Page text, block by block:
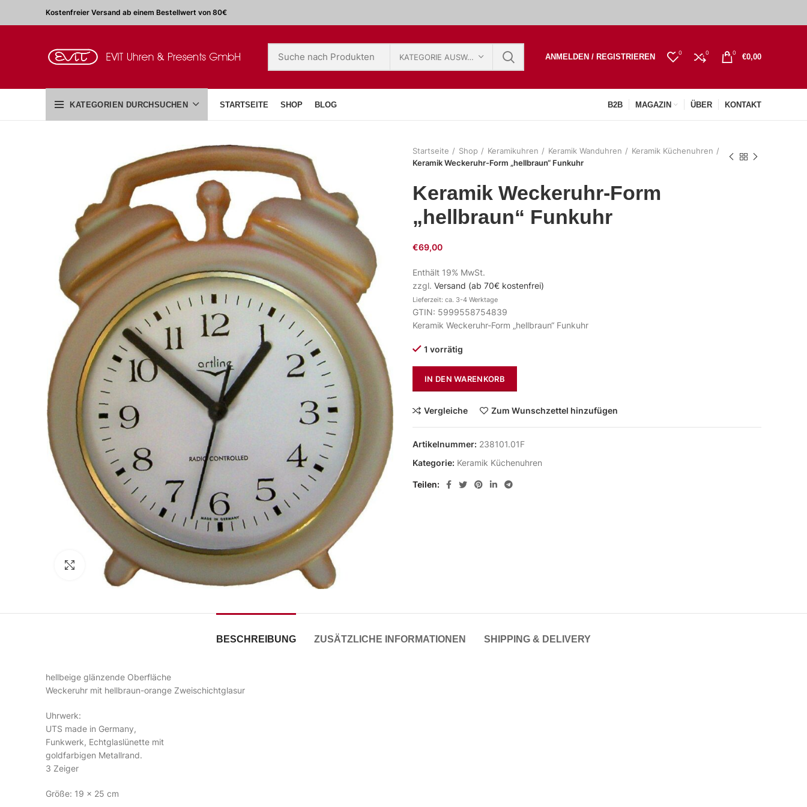
Kostenfreier Versand ab einem Bestellwert von 80€
KATEGORIE AUSWÄHLEN ANMELDEN / REGISTRIEREN 0 0 0 €0,00
KATEGORIEN DURCHSUCHEN STARTSEITE SHOP BLOG B2B MAGAZIN ÜBER KONTAKT
Zum Vergrößern klicken
Startseite Shop Keramikuhren Keramik Wanduhren
Keramik Küchenuhren
Keramik Weckeruhr-Form „hellbraun“ Funkuhr
Keramik Weckeruhr-Form
„hellbraun“ Funkuhr
€69,00
Enthält 19% MwSt.
zzgl. Versand (ab 70€ kostenfrei)
Lieferzeit: ca. 3-4 Werktage
GTIN: 5999558754839
Keramik Weckeruhr-Form „hellbraun“ Funkuhr
1 vorrätig
IN DEN WARENKORB
Vergleiche Zum Wunschzettel hinzufügen
Artikelnummer: 238101.01F
Kategorie: Keramik Küchenuhren
Teilen
BESCHREIBUNG ZUSÄTZLICHE INFORMATIONEN SHIPPING & DELIVERY
hellbeige glänzende Oberfläche
Weckeruhr mit hellbraun-orange Zweischichtglasur
Uhrwerk:
UTS made in Germany,
Funkwerk, Echtglaslünette mit
goldfarbigen Metallrand.
3 Zeiger
Größe: 19 x 25 cm